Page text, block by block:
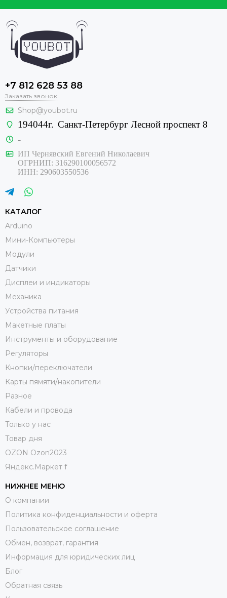
+7 812 628 53 88
Заказать звонок
Shop@youbot.ru
194044г. Санкт-Петербург Лесной проспект 8
-
ИП Чернявский Евгений Николаевич
ОГРНИП: 316290100056572
ИНН: 290603550536
КАТАЛОГ
Arduino
Мини-Компьютеры
Модули
Датчики
Дисплеи и индикаторы
Механика
Устройства питания
Макетные платы
Инструменты и оборудование
Регуляторы
Кнопки/переключатели
Карты пямяти/накопители
Разное
Кабели и провода
Только у нас
Товар дня
OZON Ozon2023
Яндекс.Маркет f
НИЖНЕЕ МЕНЮ
О компании
Политика конфиденциальности и оферта
Пользовательское соглашение
Обмен, возврат, гарантия
Информация для юридических лиц
Блог
Обратная связь